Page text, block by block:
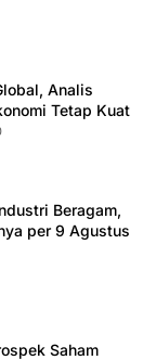
Analis
Tetap Kuat
Beragam,
per 9 Agustus
Saham